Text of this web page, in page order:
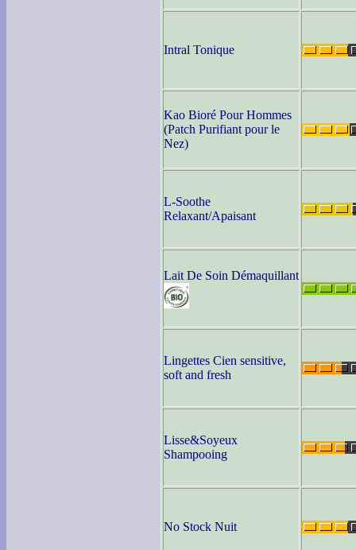
Intral Tonique
Kao Bioré Pour Hommes
(Patch Purifiant pour le
Nez)
L-Soothe
Relaxant/Apaisant
Lait De Soin Démaquillant
Lingettes Cien sensitive,
soft and fresh
Lisse&Soyeux
Shampooing
No Stock Nuit